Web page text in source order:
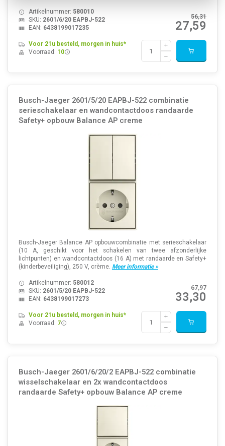
56,31
27,59
Artikelnummer: 580010
SKU: 2601/6/20 EAPBJ-522
EAN: 6438199017235
Voor 21u besteld, morgen in huis*
Voorraad: 10
Busch-Jaeger 2601/5/20 EAPBJ-522 combinatie
serieschakelaar en wandcontactdoos randaarde
Safety+ opbouw Balance AP creme
Busch-Jaeger Balance AP opbouwcombinatie met serieschakelaar
(10 A, geschikt voor het schakelen van twee afzonderlijke
lichtpunten) en wandcontactdoos (16 A) met randaarde en Safety+
(kinderbeveiliging), 250 V, crème. Meer informatie »
67,97
33,30
Artikelnummer: 580012
SKU: 2601/5/20 EAPBJ-522
EAN: 6438199017273
Voor 21u besteld, morgen in huis*
Voorraad: 7
Busch-Jaeger 2601/6/20/2 EAPBJ-522 combinatie
wisselschakelaar en 2x wandcontactdoos
randaarde Safety+ opbouw Balance AP creme